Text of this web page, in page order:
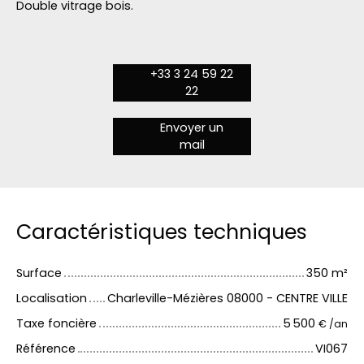
Double vitrage bois.
+33 3 24 59 22
22
Envoyer un
mail
Caractéristiques techniques
Surface 350 m²
Localisation
Charleville-Mézières 08000 - CENTRE VILLE
Taxe foncière
5 500 € /an
Référence VI067